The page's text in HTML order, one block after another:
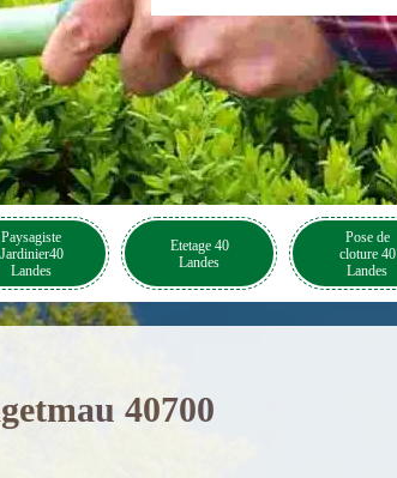
Paysagiste
Jardinier40
Landes
Etetage 40
Landes
Pose de
cloture 40
Landes
40700